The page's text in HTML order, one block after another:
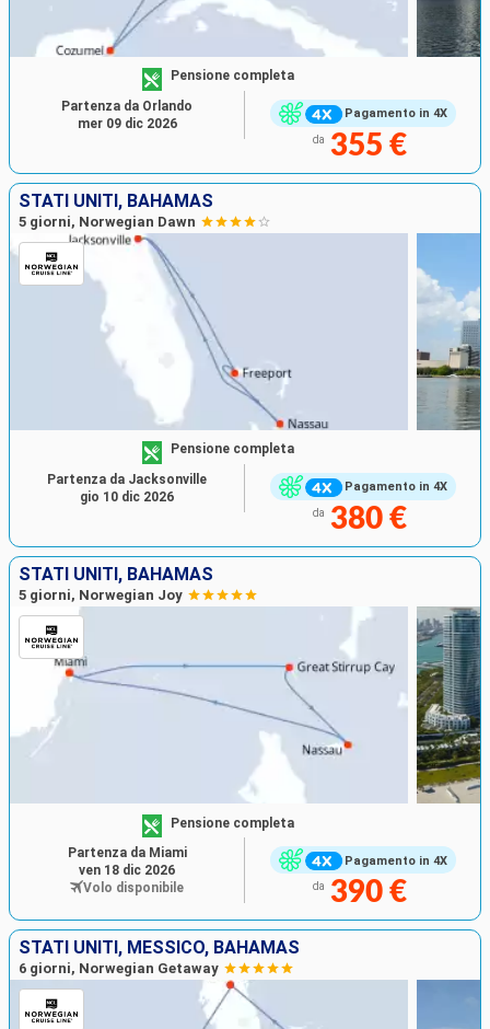
Pagamento in 4X
Pensione completa
da 355 €
Partenza da Orlando
mer 09 dic 2026
STATI UNITI, BAHAMAS
5 giorni, Norwegian Dawn
Pagamento in 4X
Pensione completa
da 380 €
Partenza da Jacksonville
gio 10 dic 2026
STATI UNITI, BAHAMAS
5 giorni, Norwegian Joy
Pagamento in 4X
Pensione completa
da 390 €
Partenza da Miami
ven 18 dic 2026
Volo disponibile
STATI UNITI, MESSICO, BAHAMAS
6 giorni, Norwegian Getaway